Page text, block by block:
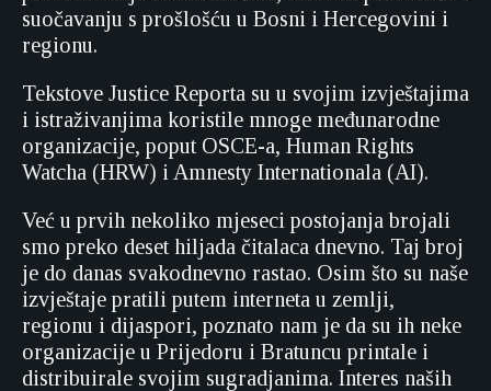
suočavanju s prošlošću u Bosni i Hercegovini i
regionu.
Tekstove Justice Reporta su u svojim izvještajima
i istraživanjima koristile mnoge međunarodne
organizacije, poput OSCE-a, Human Rights
Watcha (HRW) i Amnesty Internationala (AI).
Već u prvih nekoliko mjeseci postojanja brojali
smo preko deset hiljada čitalaca dnevno. Taj broj
je do danas svakodnevno rastao. Osim što su naše
izvještaje pratili putem interneta u zemlji,
regionu i dijaspori, poznato nam je da su ih neke
organizacije u Prijedoru i Bratuncu printale i
distribuirale svojim sugradjanima. Interes naših